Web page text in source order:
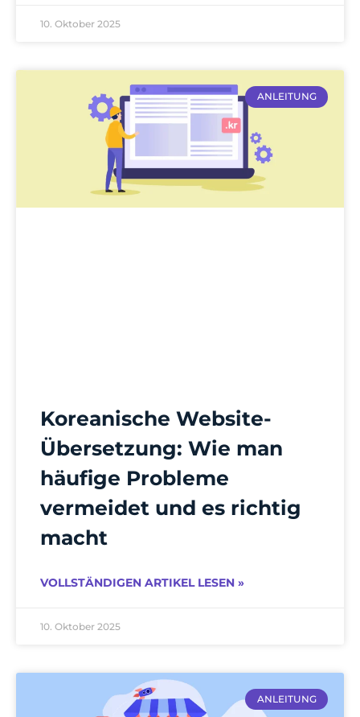
10. Oktober 2025
ANLEITUNG
Koreanische Website-
Übersetzung: Wie man
häufige Probleme
vermeidet und es richtig
macht
VOLLSTÄNDIGEN ARTIKEL LESEN »
10. Oktober 2025
ANLEITUNG